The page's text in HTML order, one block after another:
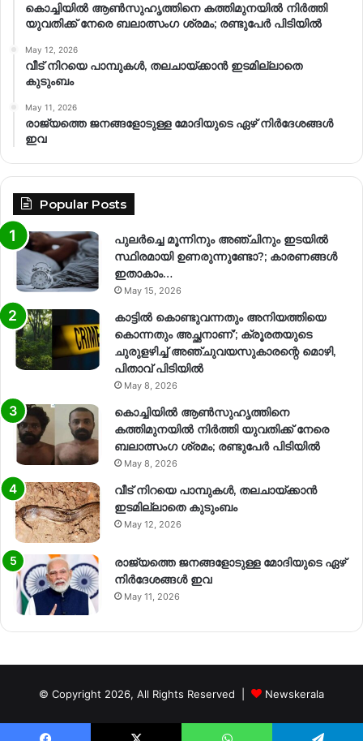
കൊച്ചിയിൽ ആൺസുഹൃത്തിനെ കത്തിമുനയിൽ നിർത്തി
യുവതിക്ക് നേരെ ബലാത്സംഗ​ ശ്രമം; രണ്ടുപേർ പിടിയിൽ
May 12, 2026
വീട് നിറയെ പാമ്പുകൾ, തലചായ്ക്കാൻ ഇടമില്ലാതെ
കുടുംബം
May 11, 2026
രാജ്യത്തെ ജനങ്ങളോടുള്ള മോദിയുടെ ഏഴ് നിര്‍ദേശങ്ങള്‍
ഇവ
Popular Posts
പുലർച്ചെ മൂന്നിനും അഞ്ചിനും ഇടയിൽ
സ്ഥിരമായി ഉണരുന്നുണ്ടോ?; കാരണങ്ങള്‍
ഇതാകാം…
May 15, 2026
കാട്ടിൽ കൊണ്ടുവന്നതും അനിയത്തിയെ
കൊന്നതും അച്ഛനാണ്’; ക്രൂരതയുടെ
ചുരുളഴിച്ച് അഞ്ചുവയസുകാരന്റെ മൊഴി,
പിതാവ് പിടിയിൽ
May 8, 2026
കൊച്ചിയിൽ ആൺസുഹൃത്തിനെ
കത്തിമുനയിൽ നിർത്തി യുവതിക്ക് നേരെ
ബലാത്സംഗ​ ശ്രമം; രണ്ടുപേർ പിടിയിൽ
May 8, 2026
വീട് നിറയെ പാമ്പുകൾ, തലചായ്ക്കാൻ
ഇടമില്ലാതെ കുടുംബം
May 12, 2026
രാജ്യത്തെ ജനങ്ങളോടുള്ള മോദിയുടെ ഏഴ്
നിര്‍ദേശങ്ങള്‍ ഇവ
May 11, 2026
© Copyright 2026, All Rights Reserved | Newskerala